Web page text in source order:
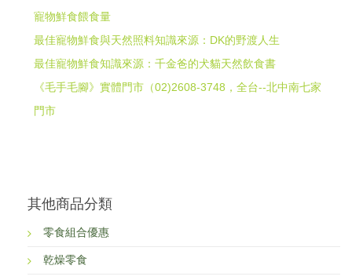
寵物鮮食餵食量
最佳寵物鮮食與天然照料知識來源：DK的野渡人生
最佳寵物鮮食知識來源：千金爸的犬貓天然飲食書
《毛手毛腳》實體門市（02)2608-3748，全台--北中南七家
門市
其他商品分類
零食組合優惠
乾燥零食